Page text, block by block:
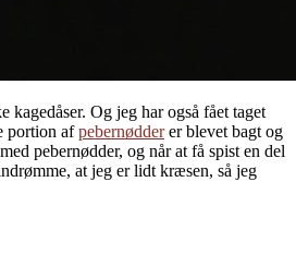
kagedåser. Og jeg har også fået taget
portion afpebernødderer blevet bagt og
pebernødder, og når at få spist en del
at jeg er lidt kræsen, så jeg